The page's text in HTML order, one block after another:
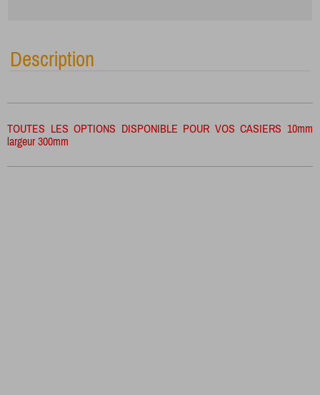
Description
TOUTES LES OPTIONS DISPONIBLE POUR VOS CASIERS 10mm
largeur 300mm